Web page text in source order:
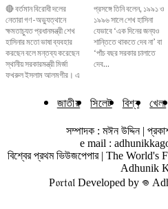
🔴 বর্তমান বিরোধী দলের
নেতারা গণ-অভ্যুত্থানে
ক্ষমতাচ্যুত প্রধানমন্ত্রী শেখ
হাসিনার মতো ভাষা ব্যবহার
করছেন বলে মন্তব্য করেছেন
স্থানীয় সরকারমন্ত্রী মির্জা
ফখরুল ইসলাম আলমগীর। এ
প্রসঙ্গে তিনি বলেন, ১৯৯১ ও
১৯৯৬ সালে শেখ হাসিনা
যেভাবে ‘এক দিনের জন্যও
শান্তিতে থাকতে দেব না’ বা
‘পাঁচ বছর সরকার চালাতে
দেব...
জাতীয় সিলেট বিশ্ব খেলা
সম্পাদক : মঈন উদ্দিন |
e mail :
বিশ্বের প্রথম ভিউজপেপার | The
Adhunik
P𝔬𝔯𝔱𝔞𝔩 Developed by 𖦹